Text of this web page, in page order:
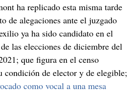
ha replicado esta misma tarde
de alegaciones ante el juzgado
ya ha sido candidato en el
las elecciones de diciembre del
que figura en el censo
condición de elector y de elegible;
como vocal a una mesa